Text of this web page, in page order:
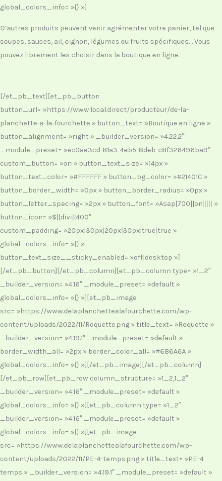
global_colors_info= »{} »]
D’autres produits peuvent venir agrémenter votre panier, tel que
soupes, sauces, ail, oignon, légumes ou fruits spécifiques… Vous
pouvez librement les choisir dans la boutique en ligne.
[/et_pb_text][et_pb_button
button_url= »https://www.local.direct/producteur/de-la-
planchette-a-la-fourchette » button_text= »Boutique en ligne »
button_alignment= »right » _builder_version= »4.22.2″
_module_preset= »ec0ae3cd-81a3-4eb5-8deb-c8f326496ba9″
custom_button= »on » button_text_size= »14px »
button_text_color= »#FFFFFF » button_bg_color= »#21401C »
button_border_width= »0px » button_border_radius= »0px »
button_letter_spacing= »2px » button_font= »Asap|700||on||||| »
button_icon= »$||divi||400″
custom_padding= »20px|30px|20px|30px|true|true »
global_colors_info= »{} »
button_text_size__sticky_enabled= »off|desktop »]
[/et_pb_button][/et_pb_column][et_pb_column type= »1_2″
_builder_version= »4.16″ _module_preset= »default »
global_colors_info= »{} »][et_pb_image
src= »https://www.delaplanchettealafourchette.com/wp-
content/uploads/2022/11/Roquette.png » title_text= »Roquette »
_builder_version= »4.19.1″ _module_preset= »default »
border_width_all= »2px » border_color_all= »#6B6A6A »
global_colors_info= »{} »][/et_pb_image][/et_pb_column]
[/et_pb_row][et_pb_row column_structure= »1_2,1_2″
_builder_version= »4.16″ _module_preset= »default »
global_colors_info= »{} »][et_pb_column type= »1_2″
_builder_version= »4.16″ _module_preset= »default »
global_colors_info= »{} »][et_pb_image
src= »https://www.delaplanchettealafourchette.com/wp-
content/uploads/2022/11/PE-4-temps.png » title_text= »PE-4
temps » _builder_version= »4.19.1″ _module_preset= »default »